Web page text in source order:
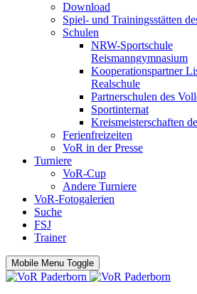
Download
Spiel- und Trainingsstätten
Schulen
NRW-Sportschule
Reismanngymnasium
Kooperationspartner
Realschule
Partnerschulen des
Sportinternat
Kreismeisterschaften
Ferienfreizeiten
VoR in der Presse
Turniere
VoR-Cup
Andere Turniere
VoR-Fotogalerien
Suche
FSJ
Trainer
Mobile Menu Toggle